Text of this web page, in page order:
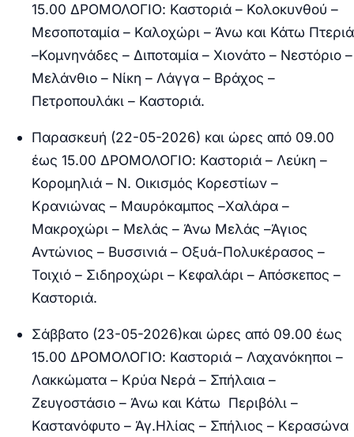
15.00 ΔΡΟΜΟΛΟΓΙΟ: Καστοριά – Κολοκυνθού –
Μεσοποταμία – Καλοχώρι – Άνω και Κάτω Πτεριά
–Κομνηνάδες – Διποταμία – Χιονάτο – Νεστόριο –
Μελάνθιο – Νίκη – Λάγγα – Βράχος –
Πετροπουλάκι – Καστοριά.
Παρασκευή (22-05-2026) και ώρες από 09.00
έως 15.00 ΔΡΟΜΟΛΟΓΙΟ: Καστοριά – Λεύκη –
Κορομηλιά – Ν. Οικισμός Κορεστίων –
Κρανιώνας – Μαυρόκαμπος –Χαλάρα –
Μακροχώρι – Μελάς – Άνω Μελάς –Άγιος
Αντώνιος – Βυσσινιά – Οξυά-Πολυκέρασος –
Τοιχιό – Σιδηροχώρι – Κεφαλάρι – Απόσκεπος –
Καστοριά.
Σάββατο (23-05-2026)και ώρες από 09.00 έως
15.00 ΔΡΟΜΟΛΟΓΙΟ: Καστοριά – Λαχανόκηποι –
Λακκώματα – Κρύα Νερά – Σπήλαια –
Ζευγοστάσιο – Άνω και Κάτω Περιβόλι –
Καστανόφυτο – Άγ.Ηλίας – Σπήλιος – Κερασώνα